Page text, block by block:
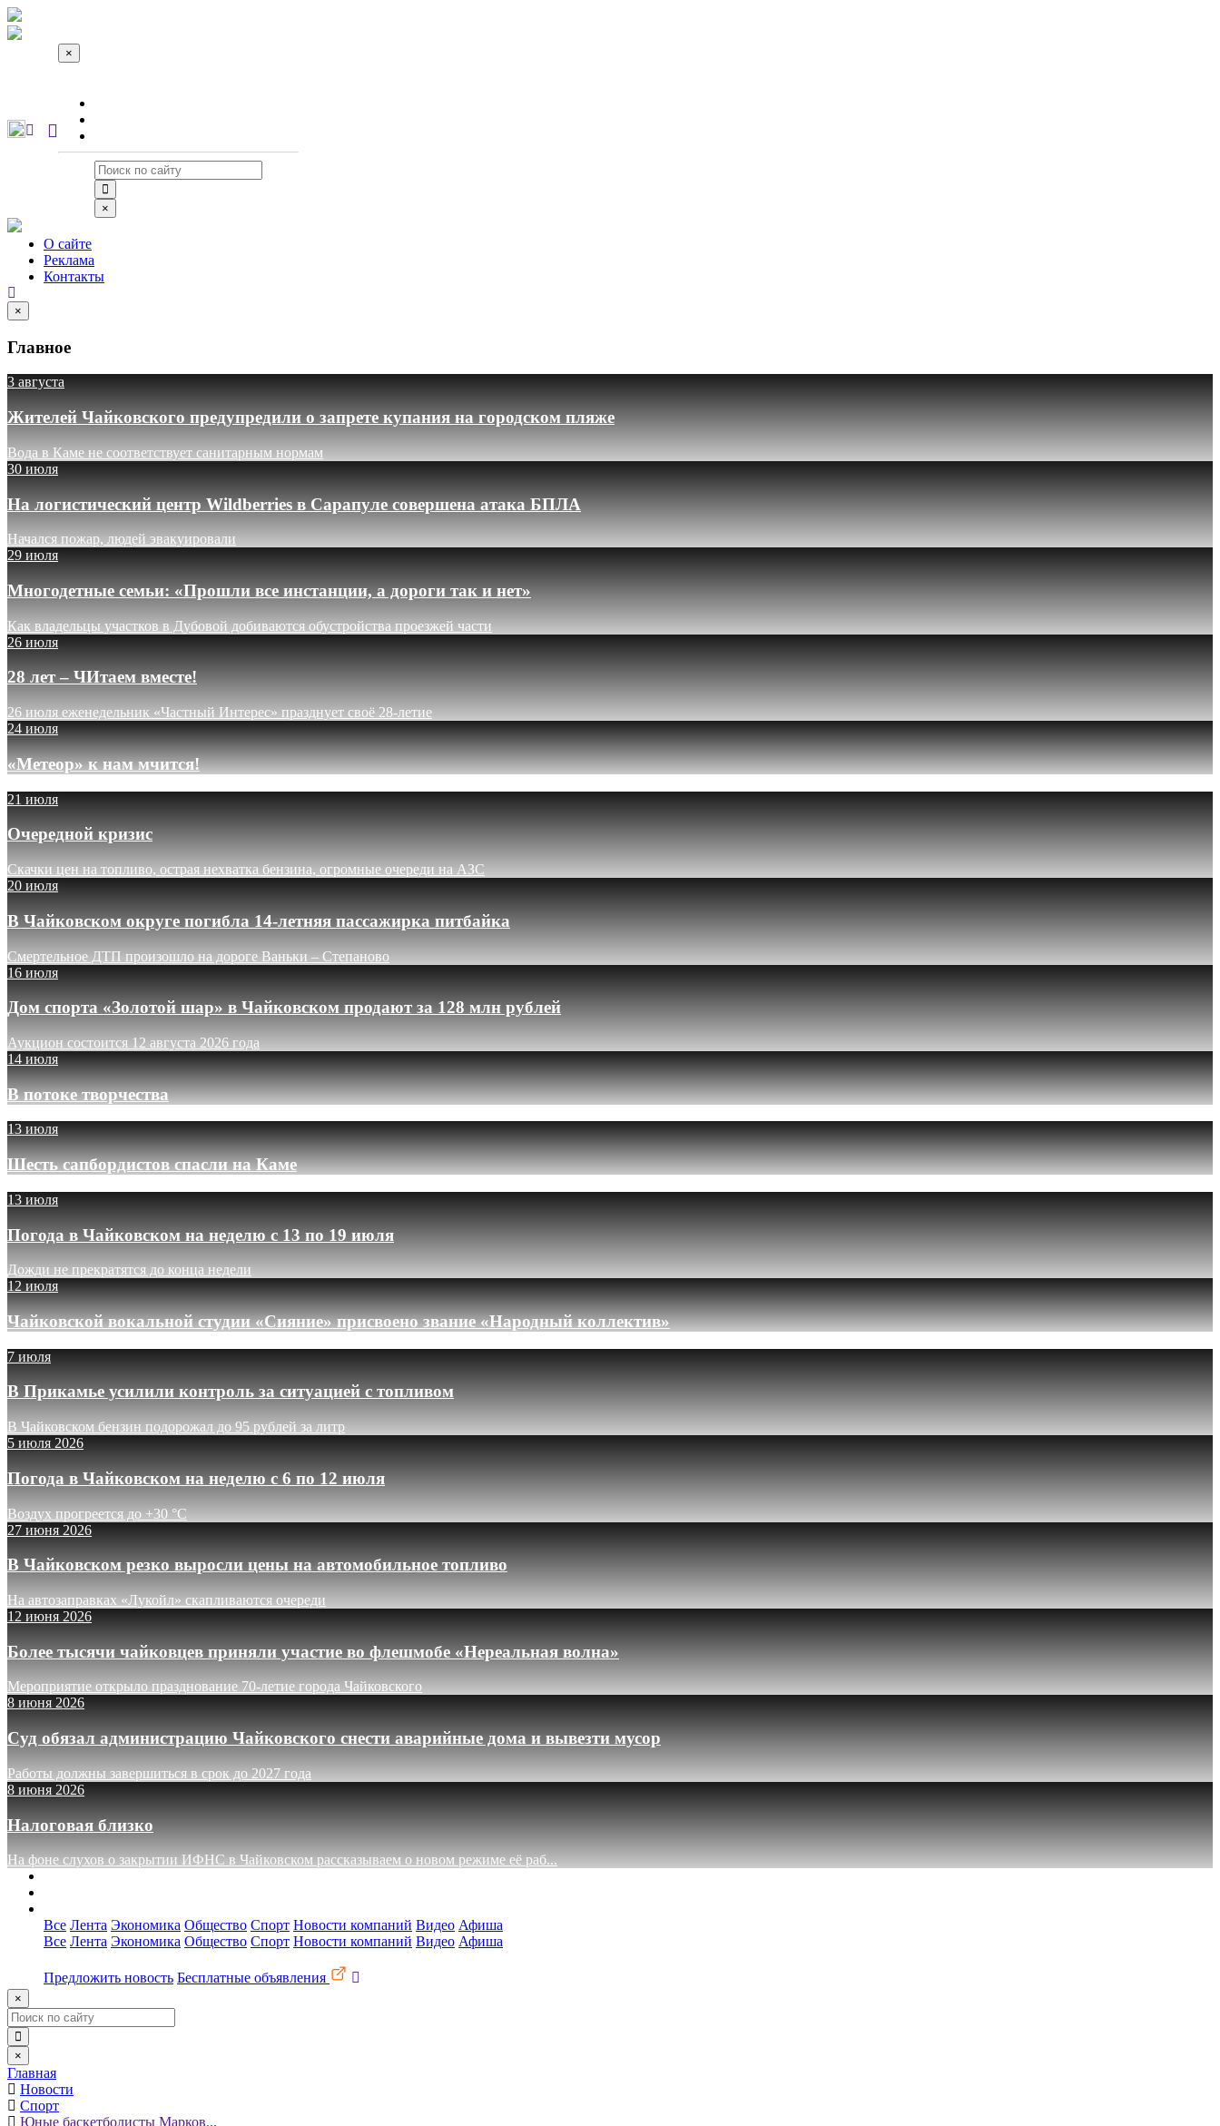
×
×
О сайте
Реклама
Контакты
×
Главное
3 августа
Жителей Чайковского предупредили о запрете купания на городском пляже
Вода в Каме не соответствует санитарным нормам
30 июля
На логистический центр Wildberries в Сарапуле совершена атака БПЛА
Начался пожар, людей эвакуировали
29 июля
Многодетные семьи: «Прошли все инстанции, а дороги так и нет»
Как владельцы участков в Дубовой добиваются обустройства проезжей части
26 июля
28 лет – ЧИтаем вместе!
26 июля еженедельник «Частный Интерес» празднует своё 28-летие
24 июля
«Метеор» к нам мчится!
21 июля
Очередной кризис
Скачки цен на топливо, острая нехватка бензина, огромные очереди на АЗС
20 июля
В Чайковском округе погибла 14-летняя пассажирка питбайка
Смертельное ДТП произошло на дороге Ваньки – Степаново
16 июля
Дом спорта «Золотой шар» в Чайковском продают за 128 млн рублей
Аукцион состоится 12 августа 2026 года
14 июля
В потоке творчества
13 июля
Шесть сапбордистов спасли на Каме
13 июля
Погода в Чайковском на неделю с 13 по 19 июля
Дожди не прекратятся до конца недели
12 июля
Чайковской вокальной студии «Сияние» присвоено звание «Народный коллектив»
7 июля
В Прикамье усилили контроль за ситуацией с топливом
В Чайковском бензин подорожал до 95 рублей за литр
5 июля 2026
Погода в Чайковском на неделю с 6 по 12 июля
Воздух прогреется до +30 °C
27 июня 2026
В Чайковском резко выросли цены на автомобильное топливо
На автозаправках «Лукойл» скапливаются очереди
12 июня 2026
Более тысячи чайковцев приняли участие во флешмобе «Нереальная волна»
Мероприятие открыло празднование 70-летие города Чайковского
8 июня 2026
Суд обязал администрацию Чайковского снести аварийные дома и вывезти мусор
Работы должны завершиться в срок до 2027 года
8 июня 2026
Налоговая близко
На фоне слухов о закрытии ИФНС в Чайковском рассказываем о новом режиме её раб...
Все Лента Экономика Общество Спорт Новости компаний Видео Афиша
Все Лента Экономика Общество Спорт Новости компаний Видео Афиша
Предложить новость Бесплатные объявления
×
×
Главная
Новости
Спорт
Юные баскетболисты Марков...